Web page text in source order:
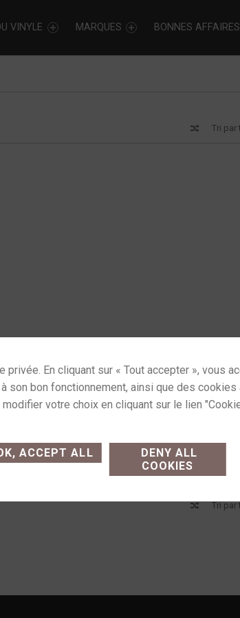
VINYLE MARQUES BONNES AFFAIRES
ACCEPT ALL
DENY ALL
COOKIES